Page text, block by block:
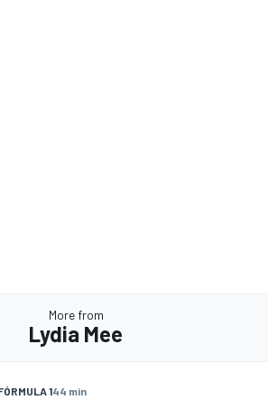
More from
Lydia Mee
144 min